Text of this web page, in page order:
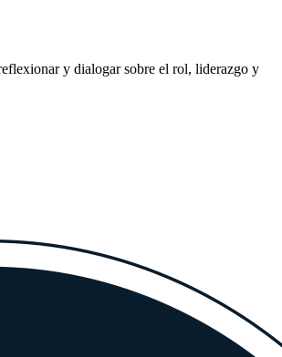
y dialogar sobre el rol, liderazgo y